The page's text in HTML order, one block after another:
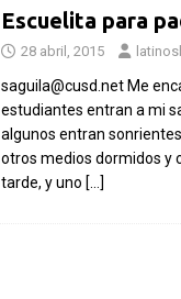
Escuelita para
28 abril, 2015
saguila@cusd.net Me
estudiantes entran a mi
algunos entran
otros medios dormidos y
tarde, y uno […]